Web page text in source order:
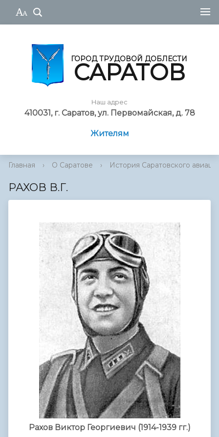
ГОРОД ТРУДОВОЙ ДОБЛЕСТИ
САРАТОВ
Наш адрес
410031, г. Саратов, ул. Первомайская, д. 78
Жителям
Главная › О Саратове › История Саратовского
РАХОВ В.Г.
Рахов Виктор Георгиевич (1914-1939 гг.)